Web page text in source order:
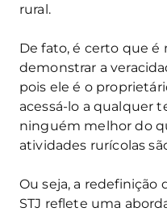
rural.
De fato, é certo que é
demonstrar a
pois ele é o
acessá-lo a qualquer
ninguém melhor do
atividades rurícolas
Ou seja, a redefinição
STJ reflete uma